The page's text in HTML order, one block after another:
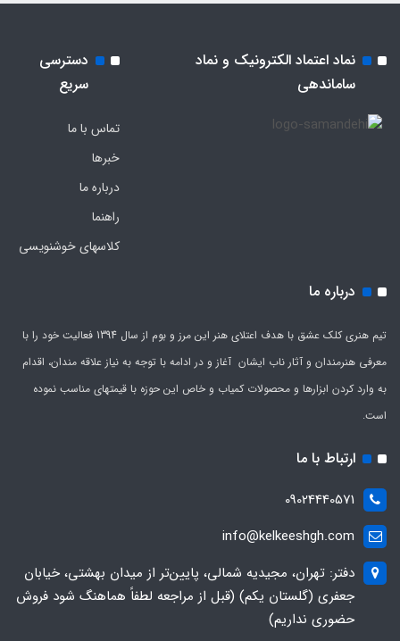
نماد اعتماد الکترونیک و نماد
ساماندهی
دسترسی
سریع
تماس با ما
خبرها
درباره ما
راهنما
کلاسهای خوشنویسی
درباره ما
تیم هنری کلک عشق با هدف اعتلای هنر این مرز و بوم از سال 1394 فعالیت خود را با
معرفی هنرمندان و آثار ناب ایشان آغاز و در ادامه با توجه به نیاز علاقه مندان، اقدام
به وارد کردن ابزارها و محصولات کمیاب و خاص این حوزه با قیمتهای مناسب نموده
است.
ارتباط با ما
09024440571
info@kelkeeshgh.com
دفتر: تهران، مجیدیه شمالی، پایین‌تر از میدان بهشتی، خیابان
جعفری (گلستان یکم) (قبل از مراجعه لطفاً هماهنگ شود فروش
حضوری نداریم)